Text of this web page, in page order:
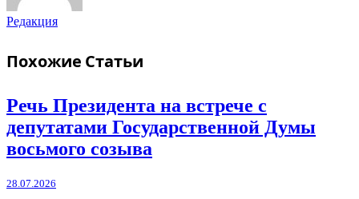
Редакция
Похожие Статьи
Речь Президента на встрече с
депутатами Государственной Думы
восьмого созыва
28.07.2026